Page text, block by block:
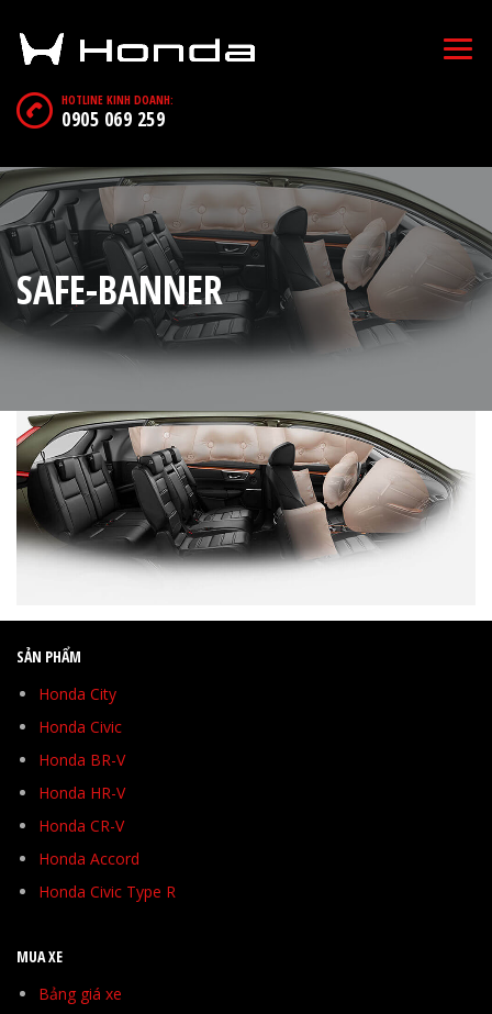
HOTLINE KINH DOANH:
0905 069 259
SAFE-BANNER
SẢN PHẨM
Honda City
Honda Civic
Honda BR-V
Honda HR-V
Honda CR-V
Honda Accord
Honda Civic Type R
MUA XE
Bảng giá xe